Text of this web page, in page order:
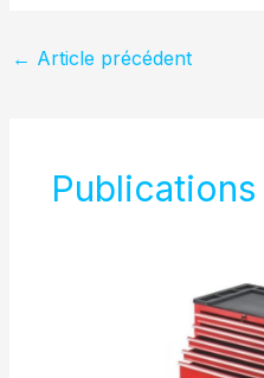
← Article précédent